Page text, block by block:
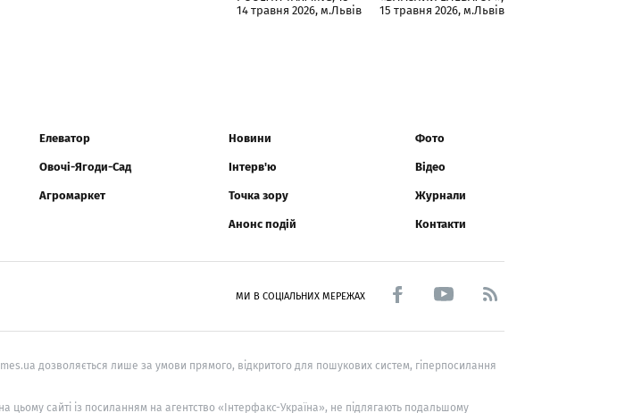
14 травня 2026, м.Львів
15 травня 2026, м.Львів
Елеватор
Овочі-Ягоди-Сад
Агромаркет
Новини
Інтерв'ю
Точка зору
Анонс подій
Фото
Відео
Журнали
Контакти
МИ В СОЦІАЛЬНИХ МЕРЕЖАХ
дозволяється лише за умови прямого, відкритого для пошукових систем, гіперпосилання
на цьому сайті із посиланням на агентство «Інтерфакс-Україна», не підлягають подальшому